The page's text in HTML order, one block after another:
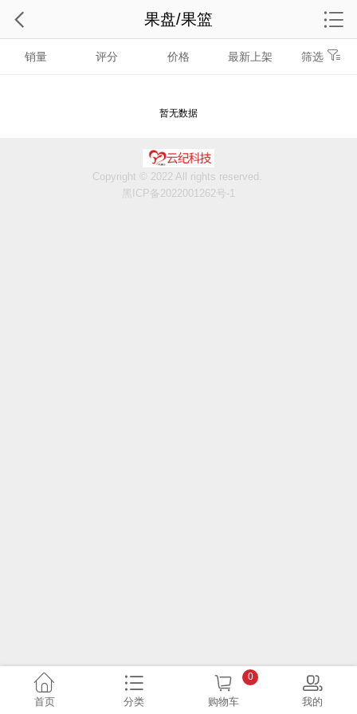
销量 评分 价格 最新上架 筛选
暂无数据
果盘/果篮
Copyright © 2022 All rights reserved.
黑ICP备2022001262号-1
首页 分类 购物车
0
我的